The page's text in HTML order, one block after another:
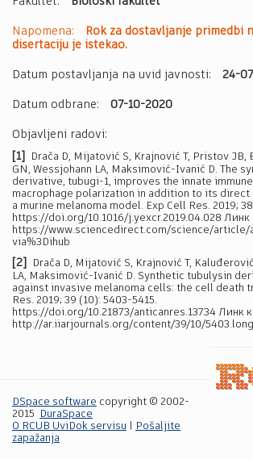
Napomena:
Rok za dostavljanje primedbi
disertaciju je istekao.
Datum postavljanja na uvid javnosti: 24-
Datum odbrane: 07-10-2020
Objavljeni radovi:
[1]
Drača D, Mijatović S, Krajnović T, Pristov JB,
GN, Wessjohann LA, Maksimović-Ivanić D. The
derivative, tubugi-1, improves the innate
macrophage polarization in addition to its
a murine melanoma model. Exp Cell Res. 2019;
https://doi.org/10.1016/j.yexcr.2019.04.028 Линк
https://www.sciencedirect.com/science/article/
via%3Dihub
[2]
Drača D, Mijatović S, Krajnović T,
LA, Maksimović-Ivanić D. Synthetic tubulysin
against invasive melanoma cells: the cell death
Res. 2019; 39 (10): 5403-5415.
https://doi.org/10.21873/anticanres.13734 Линк
http://ar.iiarjournals.org/content/39/10/5403.long
DSpace software copyright © 2002-
2015
DuraSpace
O RCUB UviDok servisu
Pošaljite
zapažanja